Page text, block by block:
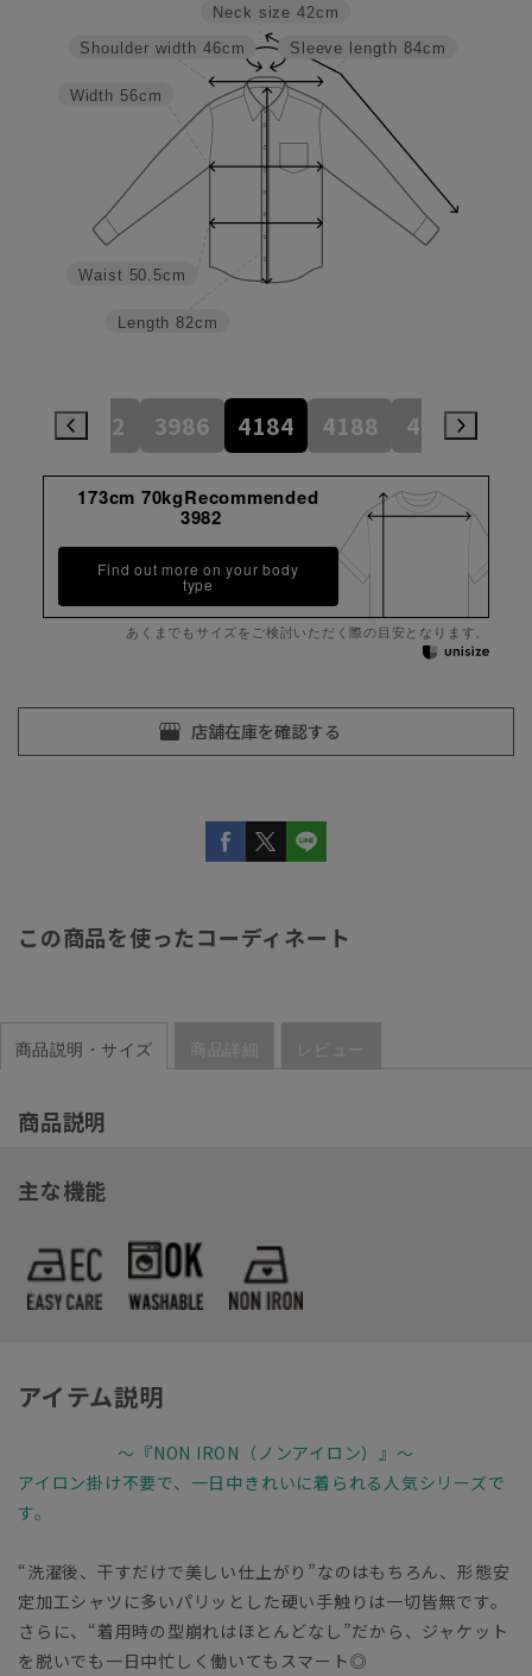
Sleeve length 84cm
Neck size 42cm
Length 82cm
Waist 50.5cm
Width 56cm
Shoulder width 46cm
3982 3986 4184 4188 4386
173cm 70kgRecommended
3982
Find out more on your body
type
あくまでもサイズをご検討いただく際の目安となります。
この商品を使ったコーディネート
商品説明・サイズ 商品詳細 レビュー
商品説明
主な機能
アイテム説明
～『NON IRON（ノンアイロン）』～
アイロン掛け不要で、一日中きれいに着られる人気シリーズで
す。
“洗濯後、干すだけで美しい仕上がり”なのはもちろん、形態安
定加工シャツに多いパリッとした硬い手触りは一切皆無です。
さらに、“着用時の型崩れはほとんどなし”だから、ジャケット
を脱いでも一日中忙しく働いてもスマート◎